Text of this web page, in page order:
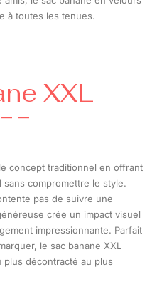
à toutes les tenues.
XXL
concept traditionnel en offrant
sans compromettre le style.
pas de suivre une
crée un impact visuel
impressionnante. Parfait
le sac banane XXL
plus décontracté au plus